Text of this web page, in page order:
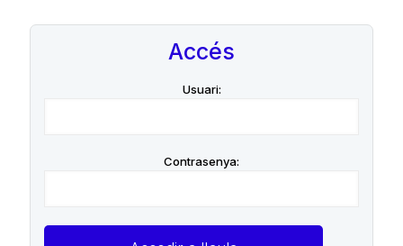
Accés
Usuari:
Contrasenya: